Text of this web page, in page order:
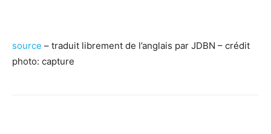
source – traduit librement de l’anglais par JDBN – crédit
photo: capture